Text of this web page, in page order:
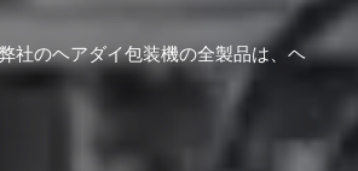
社のヘアダイ包装機の全製品は、ヘ